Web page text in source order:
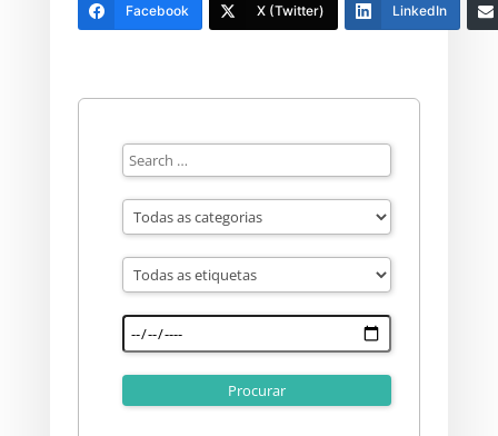
Facebook X (Twitter) LinkedIn